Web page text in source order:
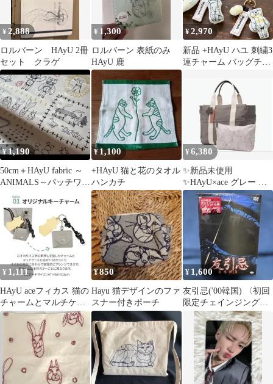
¥ 2,888
ロルバーン HAyU 2冊
セット クラゲ
¥ 1,300
ロルバーン 表紙のみ
HAyU 鹿
¥2,970
新品 +HAyU ハユ 刺繍3
連チャーム バッグチャ
学 ワイヤーアート 猫柄
動物柄 ふんわりチャー
ム おしゃれ 北欧風 猫
雑貨 ギフト KOKKA
¥1,190
50cm＋HAyU fabric ～
ANIMALS～パッチワー
ク 綿麻
¥1,100
+HAyU 猫と花のタオル
ハンカチ
¥6,380
✨新品未使用
✨HAyU×ace グレー ガ
ーデントートバッグ キ
ャンバス ポーチ
¥ 1,111
HAyU aceフィカス 猫の
チャームとマルチケー
スセット
¥850
Hayu 猫デザインのファ
スナー付きポーチ
¥ 1,600
友引忌('00韓国) 〈初回
限定チェインジングジ
ャケット仕様〉